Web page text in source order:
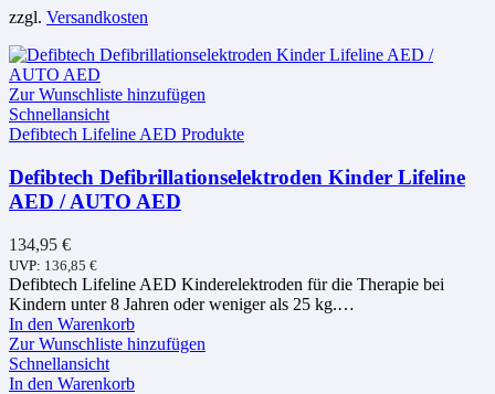
zzgl. Versandkosten
Zur Wunschliste hinzufügen
Schnellansicht
Defibtech Lifeline AED Produkte
Defibtech Defibrillationselektroden Kinder Lifeline
AED / AUTO AED
134,95 €
UVP: 136,85 €
Defibtech Lifeline AED Kinderelektroden für die Therapie bei
Kindern unter 8 Jahren oder weniger als 25 kg.…
In den Warenkorb
Zur Wunschliste hinzufügen
Schnellansicht
In den Warenkorb